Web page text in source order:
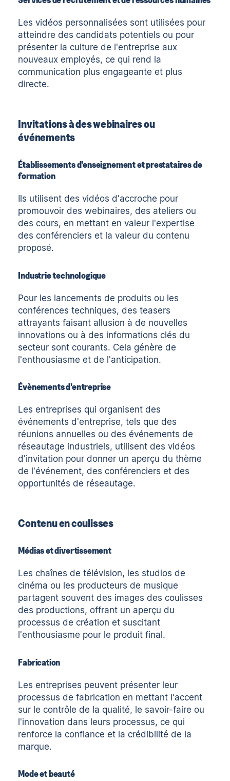
Les vidéos personnalisées sont utilisées pour
atteindre des candidats potentiels ou pour
présenter la culture de l'entreprise aux
nouveaux employés, ce qui rend la
communication plus engageante et plus
directe.
Invitations à des webinaires ou
événements
Établissements d'enseignement et prestataires de
formation
Ils utilisent des vidéos d'accroche pour
promouvoir des webinaires, des ateliers ou
des cours, en mettant en valeur l'expertise
des conférenciers et la valeur du contenu
proposé.
Industrie technologique
Pour les lancements de produits ou les
conférences techniques, des teasers
attrayants faisant allusion à de nouvelles
innovations ou à des informations clés du
secteur sont courants. Cela génère de
l'enthousiasme et de l'anticipation.
Évènements d'entreprise
Les entreprises qui organisent des
événements d'entreprise, tels que des
réunions annuelles ou des événements de
réseautage industriels, utilisent des vidéos
d'invitation pour donner un aperçu du thème
de l'événement, des conférenciers et des
opportunités de réseautage.
Contenu en coulisses
Médias et divertissement
Les chaînes de télévision, les studios de
cinéma ou les producteurs de musique
partagent souvent des images des coulisses
des productions, offrant un aperçu du
processus de création et suscitant
l'enthousiasme pour le produit final.
Fabrication
Les entreprises peuvent présenter leur
processus de fabrication en mettant l'accent
sur le contrôle de la qualité, le savoir-faire ou
l'innovation dans leurs processus, ce qui
renforce la confiance et la crédibilité de la
marque.
Mode et beauté